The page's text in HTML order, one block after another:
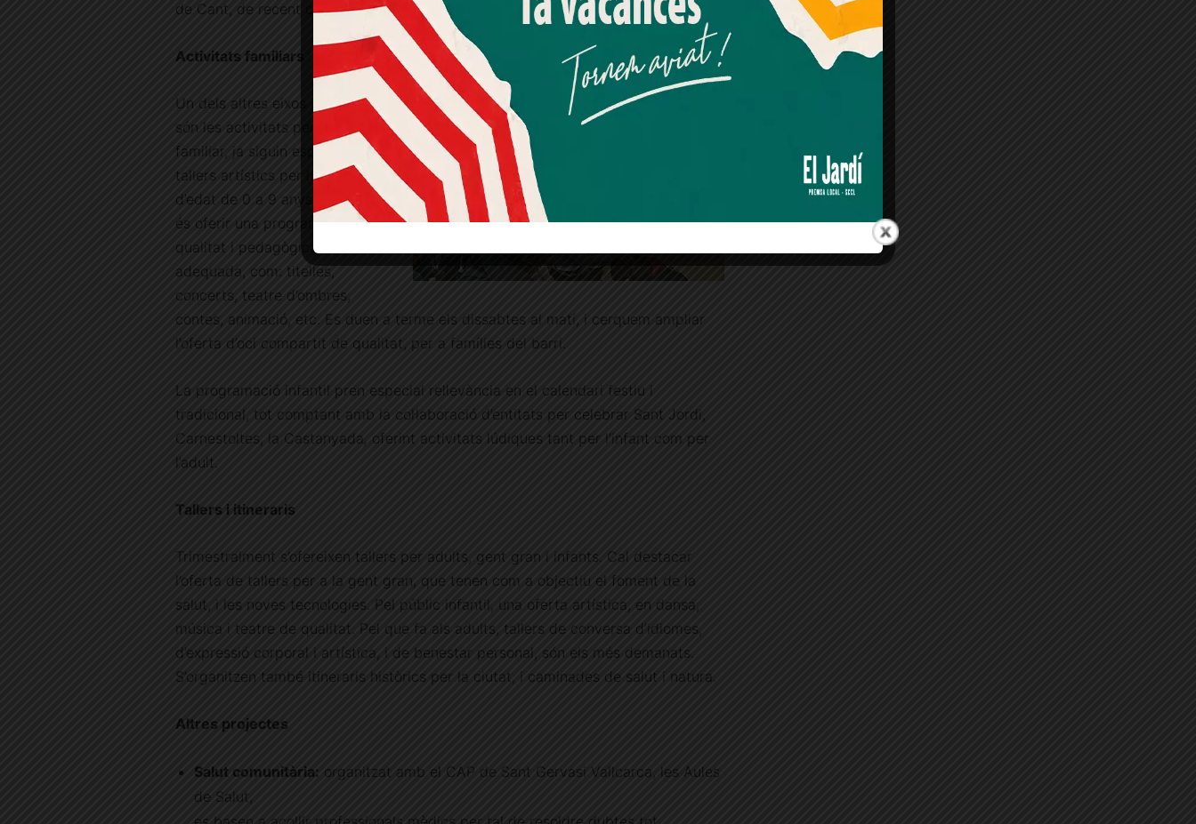
de Cant, de recent creació.
Activitats familiars
Un dels altres eixos importants
són les activitats per al públic
familiar, ja siguin espectacles o
tallers artístics per la franja
d’edat de 0 a 9 anys. L’objectiu
és oferir una programació de
qualitat i pedagògicament
adequada, com: titelles,
concerts, teatre d’ombres,
contes, animació, etc. Es duen a terme els dissabtes al matí, i cerquem ampliar
l’oferta d’oci compartit de qualitat, per a famílies del barri.
La programació infantil pren especial rellevància en el calendari festiu i
tradicional, tot comptant amb la col·laboració d’entitats per celebrar Sant Jordi,
Carnestoltes, la Castanyada
oferint activitats lúdiques tant per l’infant com per
l’adult.
Tallers i itineraris
Trimestralment s’ofereixen tallers per adults, gent gran i infants. Cal destacar
l’oferta de tallers per a la gent gran, que tenen com a objectiu el foment de la
salut, i les noves tecnologies. Pel públic infantil, una oferta artística, en dansa,
música i teatre de qualitat. Pel que fa als adults, tallers de conversa d’idiomes,
d’expressió corporal i artística, i de benestar personal, són els més demanats.
S’organitzen també itineraris històrics per la ciutat, i caminades de salut i natura.
Altres projectes
Salut comunitària: organitzat amb el CAP de Sant Gervasi Vallcarca, les Aules
de Salut,
Més informació Acceptar Rebutjar tot
Quan l’usuari crea un compte al Diari el Jardí, dona el seu
consentiment explícit per rebre comunicacions
informatives relacionades amb el servei. Aquest
consentiment pot ser revocat en qualsevol moment
mitjançant l’enllaç de baixa present a tots els correus.